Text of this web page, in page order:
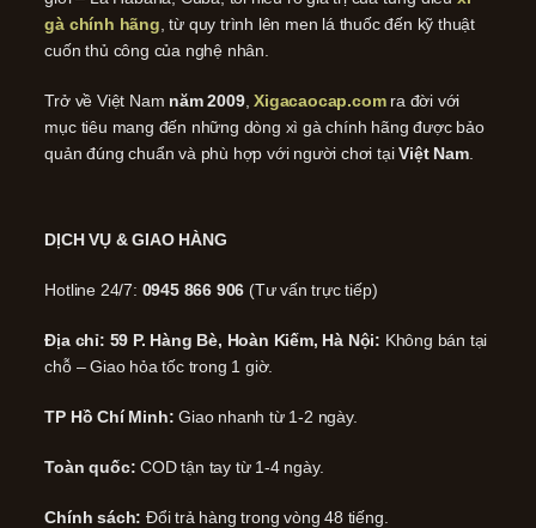
gà chính hãng , từ quy trình lên men lá thuốc đến kỹ thuật
cuốn thủ công của nghệ nhân.
Trở về Việt Nam năm 2009,Xigacaocap.comra đời với
mục tiêu mang đến những dòng xì gà chính hãng được bảo
quản đúng chuẩn và phù hợp với người chơi tạiViệt Nam.
DỊCH VỤ & GIAO HÀNG
Hotline 24/7: 0945 866 906 (Tư vấn trực tiếp)
Địa chỉ: 59 P. Hàng Bè, Hoàn Kiếm, Hà Nội: Không bán tại
chỗ – Giao hỏa tốc trong 1 giờ.
TP Hồ Chí Minh: Giao nhanh từ 1-2 ngày.
Toàn quốc: COD tận tay từ 1-4 ngày.
Chính sách: Đổi trả hàng trong vòng 48 tiếng.